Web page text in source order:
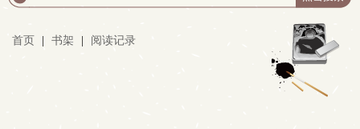
首页 书架 阅读记录